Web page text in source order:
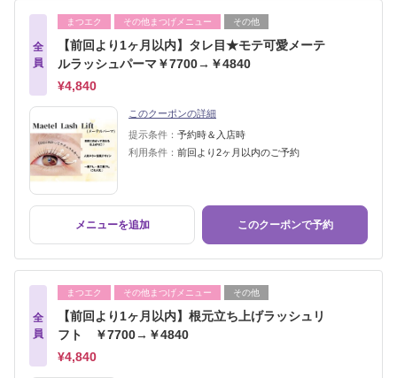
全
員
まつエク その他まつげメニュー その他
【前回より1ヶ月以内】タレ目★モテ可愛メーテ
ルラッシュパーマ￥7700→￥4840
¥4,840
このクーポンの詳細
提示条件： 予約時＆入店時
利用条件： 前回より2ヶ月以内のご予約
メニューを追加 このクーポンで予約
全
員
まつエク その他まつげメニュー その他
【前回より1ヶ月以内】根元立ち上げラッシュリ
フト ￥7700→￥4840
¥4,840